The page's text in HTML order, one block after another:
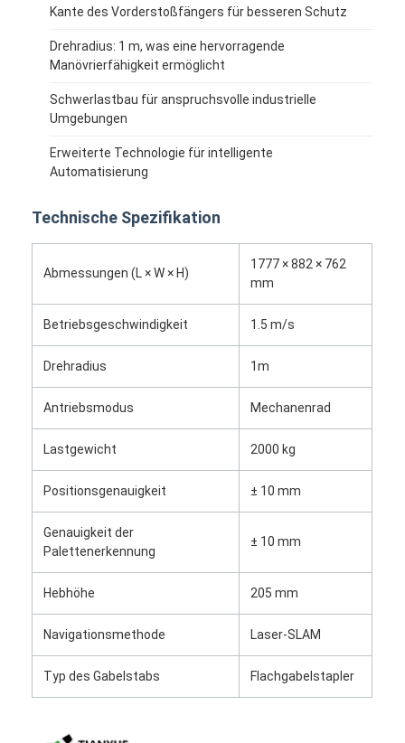
Handelsroboter
Kante des Vorderstoßfängers für besseren Schutz
Drehradius: 1 m, was eine hervorragende
Manövrierfähigkeit ermöglicht
Schwerlastbau für anspruchsvolle industrielle
Umgebungen
Erweiterte Technologie für intelligente
Automatisierung
Technische Spezifikation
Abmessungen (L × W × H)
1777 × 882 × 762
mm
Betriebsgeschwindigkeit 1.5 m/s
Drehradius 1m
Antriebsmodus Mechanenrad
Lastgewicht 2000 kg
Positionsgenauigkeit ± 10 mm
Genauigkeit der
Palettenerkennung
± 10 mm
Hebhöhe 205 mm
Navigationsmethode Laser-SLAM
Typ des Gabelstabs Flachgabelstapler